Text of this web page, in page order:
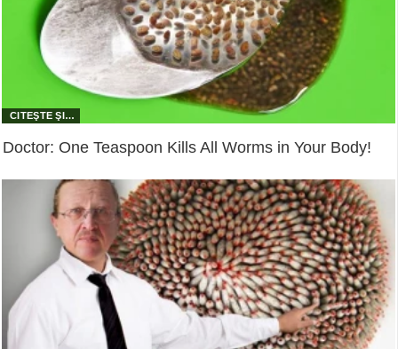
Doctor: One Teaspoon Kills All Worms in Your Body!